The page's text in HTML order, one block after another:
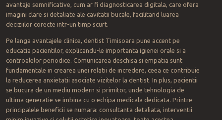
avantaje semnificative, cum ar fi diagnosticarea digitala, care ofera
imagini clare si detaliate ale cavitatii bucale, facilitand luarea
deciziilor corecte intr-un timp scurt.
Pe langa avantajele clinice, dentist Timisoara pune accent pe
educatia pacientilor, explicandu-le importanta igienei orale si a
controalelor periodice. Comunicarea deschisa si empatia sunt
fundamentale in crearea unei relatii de incredere, ceea ce contribuie
la reducerea anxietatii asociate vizitelor la dentist. In plus, pacientii
se bucura de un mediu modern si primitor, unde tehnologia de
ultima generatie se imbina cu o echipa medicala dedicata. Printre
principalele beneficii se numara: consultanta detaliata, interventii